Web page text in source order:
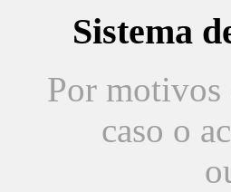
Sistema
Por motivos
caso o